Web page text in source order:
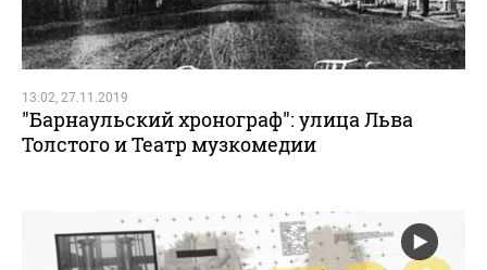
13:02, 27.11.2019
"Барнаульский хронограф": улица Льва
Толстого и Театр музкомедии